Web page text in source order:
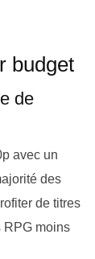
budget
de
avec un
des
de titres
RPG moins